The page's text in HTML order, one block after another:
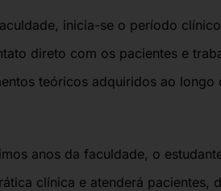
inicia-se o período
direto com os pacientes e
teóricos adquiridos ao
anos da faculdade, o
clínica e atenderá